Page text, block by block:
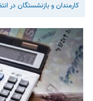
کارمندان و بازنشستگان در